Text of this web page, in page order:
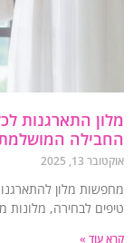
התארגנות
המושלמת
13, 2025
מלון להתארגנות
לבחירה, מלונות
עוד »